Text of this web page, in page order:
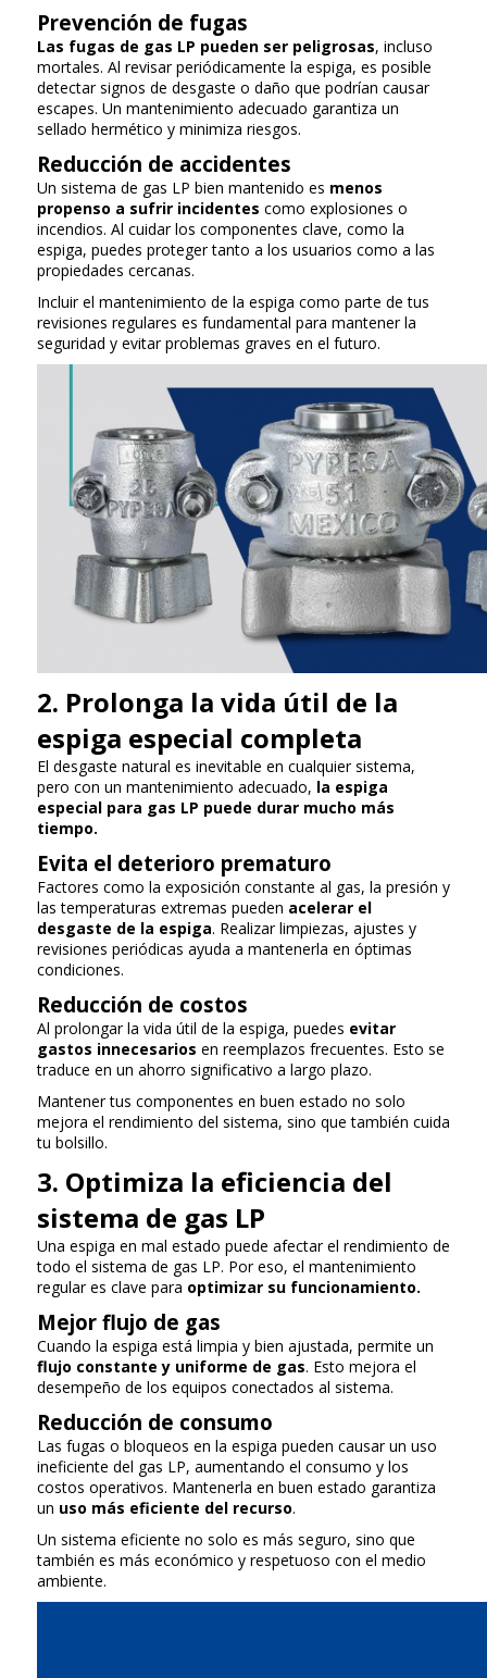
Prevención de fugas
Las fugas de gas LP pueden ser peligrosas, incluso
mortales. Al revisar periódicamente la espiga, es posible
detectar signos de desgaste o daño que podrían causar
escapes. Un mantenimiento adecuado garantiza un
sellado hermético y minimiza riesgos.
Reducción de accidentes
Un sistema de gas LP bien mantenido es menos
propenso a sufrir incidentes como explosiones o
incendios. Al cuidar los componentes clave, como la
espiga, puedes proteger tanto a los usuarios como a las
propiedades cercanas.
Incluir el mantenimiento de la espiga como parte de tus
revisiones regulares es fundamental para mantener la
seguridad y evitar problemas graves en el futuro.
2. Prolonga la vida útil de la
espiga especial completa
El desgaste natural es inevitable en cualquier sistema,
pero con un mantenimiento adecuado, la espiga
especial para gas LP puede durar mucho más
tiempo.
Evita el deterioro prematuro
Factores como la exposición constante al gas, la presión y
las temperaturas extremas pueden acelerar el
desgaste de la espiga. Realizar limpiezas, ajustes y
revisiones periódicas ayuda a mantenerla en óptimas
condiciones.
Reducción de costos
Al prolongar la vida útil de la espiga, puedes evitar
gastos innecesarios en reemplazos frecuentes. Esto se
traduce en un ahorro significativo a largo plazo.
Mantener tus componentes en buen estado no solo
mejora el rendimiento del sistema, sino que también cuida
tu bolsillo.
3. Optimiza la eficiencia del
sistema de gas LP
Una espiga en mal estado puede afectar el rendimiento de
todo el sistema de gas LP. Por eso, el mantenimiento
regular es clave para optimizar su funcionamiento.
Mejor flujo de gas
Cuando la espiga está limpia y bien ajustada, permite un
flujo constante y uniforme de gas. Esto mejora el
desempeño de los equipos conectados al sistema.
Reducción de consumo
Las fugas o bloqueos en la espiga pueden causar un uso
ineficiente del gas LP, aumentando el consumo y los
costos operativos. Mantenerla en buen estado garantiza
un uso más eficiente del recurso.
Un sistema eficiente no solo es más seguro, sino que
también es más económico y respetuoso con el medio
ambiente.